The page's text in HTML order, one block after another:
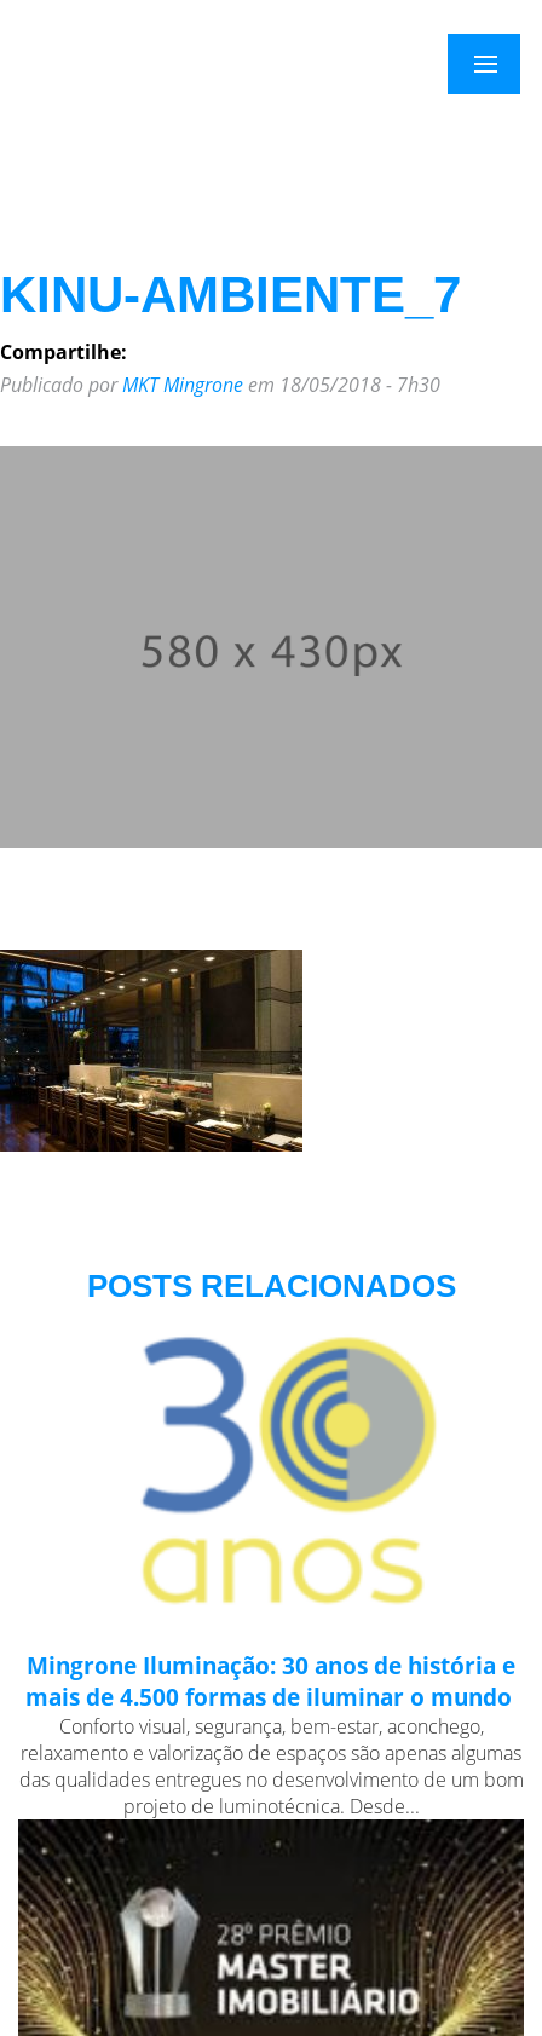
×
Menu
KINU-AMBIENTE_7
Compartilhe:
Publicado porMKT Mingrone em 18/05/2018 - 7h30
POSTS RELACIONADOS
Mingrone Iluminação: 30 anos de história e
mais de 4.500 formas de iluminar o mundo
Conforto visual, segurança, bem-estar, aconchego,
relaxamento e valorização de espaços são apenas algumas
das qualidades entregues no desenvolvimento de um bom
projeto de luminotécnica. Desde...